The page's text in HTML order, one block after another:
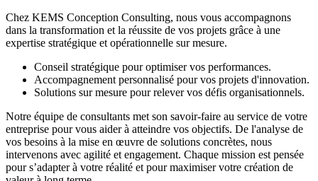
Chez KEMS Conception Consulting, nous vous accompagnons
dans la transformation et la réussite de vos projets grâce à une
expertise stratégique et opérationnelle sur mesure.
Conseil stratégique pour optimiser vos performances.
Accompagnement personnalisé pour vos projets d'innovation.
Solutions sur mesure pour relever vos défis organisationnels.
Notre équipe de consultants met son savoir-faire au service de votre
entreprise pour vous aider à atteindre vos objectifs. De l'analyse de
vos besoins à la mise en œuvre de solutions concrètes, nous
intervenons avec agilité et engagement. Chaque mission est pensée
pour s’adapter à votre réalité et pour maximiser votre création de